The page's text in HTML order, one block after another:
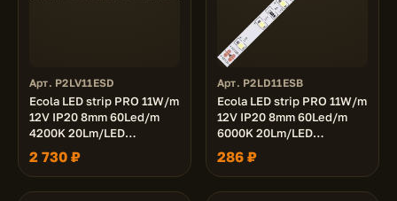
Арт. P2LV11ESD
Ecola LED strip PRO 11W/m
12V IP20 8mm 60Led/m
4200K 20Lm/LED
1200Lm/m светодиодная
лента на катушке 50м.
2 730 ₽
Арт. P2LD11ESB
Ecola LED strip PRO 11W/m
12V IP20 8mm 60Led/m
6000K 20Lm/LED
1200Lm/m светодиодная
лента на катушке 5м.
286 ₽